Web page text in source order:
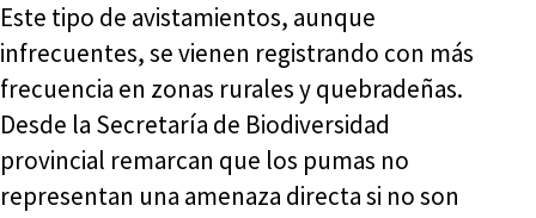
Este tipo de avistamientos, aunque
infrecuentes, se vienen registrando con más
frecuencia en zonas rurales y quebradeñas.
Desde la Secretaría de Biodiversidad
provincial remarcan que los pumas no
representan una amenaza directa si no son